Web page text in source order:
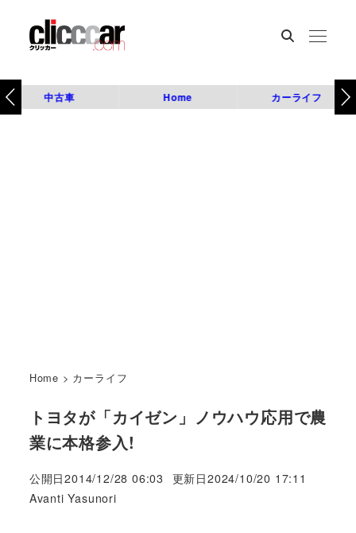
中古車 Home カーライフ
Home > カーライフ
トヨタが「カイゼン」ノウハウ応用で農
業に本格参入!
公開日2014/12/28 06:03 更新日2024/10/20 17:11
著
Avanti Yasunori